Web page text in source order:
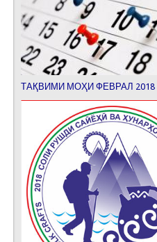
ТАҚВИМИ МОҲИ ФЕВРАЛ 2018